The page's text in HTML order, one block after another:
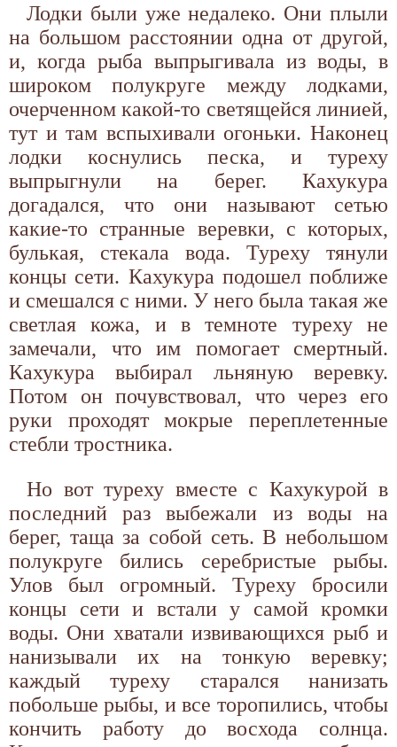
Лодки были уже недалеко. Они плыли
на большом расстоянии одна от другой,
и, когда рыба выпрыгивала из воды, в
широком полукруге между лодками,
очерченном какой-то светящейся линией,
тут и там вспыхивали огоньки. Наконец
лодки коснулись песка, и туреху
выпрыгнули на берег. Кахукура
догадался, что они называют сетью
какие-то странные веревки, с которых,
булькая, стекала вода. Туреху тянули
концы сети. Кахукура подошел поближе
и смешался с ними. У него была такая же
светлая кожа, и в темноте туреху не
замечали, что им помогает смертный.
Кахукура выбирал льняную веревку.
Потом он почувствовал, что через его
руки проходят мокрые переплетенные
стебли тростника.
Но вот туреху вместе с Кахукурой в
последний раз выбежали из воды на
берег, таща за собой сеть. В небольшом
полукруге бились серебристые рыбы.
Улов был огромный. Туреху бросили
концы сети и встали у самой кромки
воды. Они хватали извивающихся рыб и
нанизывали их на тонкую веревку;
каждый туреху старался нанизать
побольше рыбы, и все торопились, чтобы
кончить работу до восхода солнца.